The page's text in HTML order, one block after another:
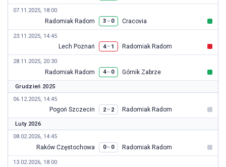
07.11.2025, 18:00
Radomiak Radom 3– 0 Cracovia
23.11.2025, 14:45
Lech Poznań 4– 1 Radomiak Radom
28.11.2025, 20:30
Radomiak Radom 4– 0 Górnik Zabrze
Grudzień 2025
06.12.2025, 14:45
Pogoń Szczecin 2– 2 Radomiak Radom
Luty 2026
08.02.2026, 14:45
Raków Częstochowa 0– 0 Radomiak Radom
13.02.2026, 18:00